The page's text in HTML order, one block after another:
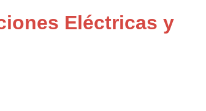
Eléctricas y